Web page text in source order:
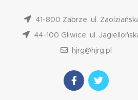
41-800 Zabrze, ul.
44-100 Gliwice, ul.
hjrg@hjrg.pl